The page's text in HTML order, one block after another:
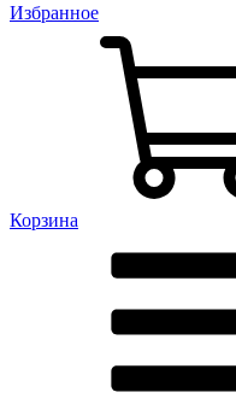
Избранное
Корзина